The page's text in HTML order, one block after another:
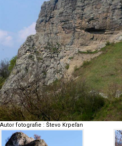
Autor fotografie : Števo Krpeľan